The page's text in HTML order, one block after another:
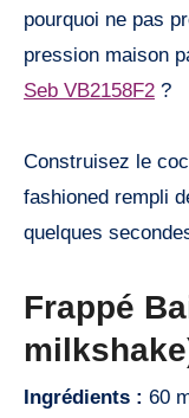
pourquoi ne pas
pression maison
Seb VB2158F2 ?
Construisez le
fashioned rempli
quelques
Frappé
Ingrédients : 60